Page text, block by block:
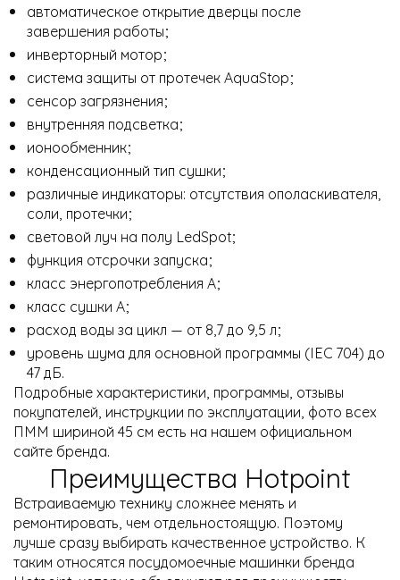
автоматическое открытие дверцы после
завершения работы;
инверторный мотор;
система защиты от протечек AquaStop;
сенсор загрязнения;
внутренняя подсветка;
ионообменник;
конденсационный тип сушки;
различные индикаторы: отсутствия ополаскивателя,
соли, протечки;
световой луч на полу LedSpot;
функция отсрочки запуска;
класс энергопотребления А;
класс сушки А;
расход воды за цикл — от 8,7 до 9,5 л;
уровень шума для основной программы (IEC 704) до
47 дБ.
Подробные характеристики, программы, отзывы
покупателей, инструкции по эксплуатации, фото всех
ПММ шириной 45 см есть на нашем официальном
сайте бренда.
Преимущества Hotpoint
Встраиваемую технику сложнее менять и
ремонтировать, чем отдельностоящую. Поэтому
лучше сразу выбирать качественное устройство. К
таким относятся посудомоечные машинки бренда